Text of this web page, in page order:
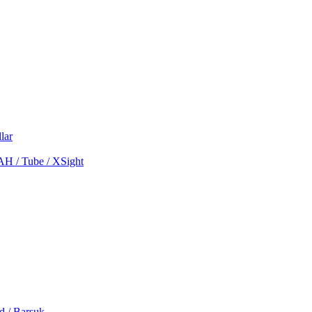
/ Tube / XSight